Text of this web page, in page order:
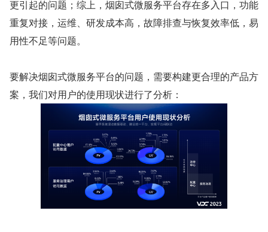
更引起的问题；综上，烟囱式微服务平台存在多入口，功能
重复对接，运维、研发成本高，故障排查与恢复效率低，易
用性不足等问题。
要解决烟囱式微服务平台的问题，需要构建更合理的产品方
案，我们对用户的使用现状进行了分析：